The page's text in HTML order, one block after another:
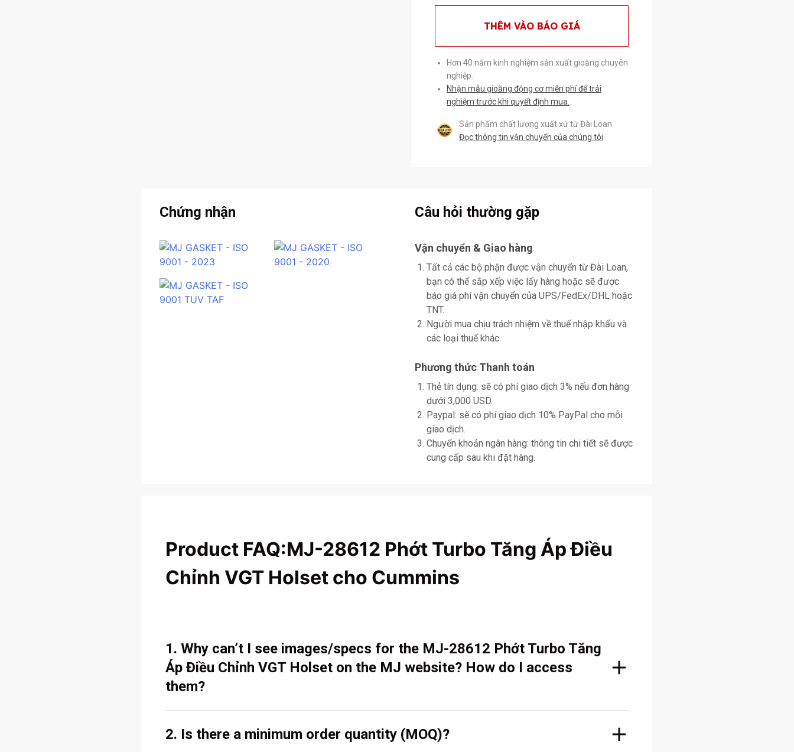
THÊM VÀO BÁO GIÁ
Hơn 40 năm kinh nghiệm sản xuất gioăng chuyên
nghiệp.
Nhận mẫu gioăng động cơ miễn phí để trải
nghiệm trước khi quyết định mua.
Sản phẩm chất lượng xuất xứ từ Đài Loan.
Đọc thông tin vận chuyển của chúng tôi
Chứng nhận Câu hỏi thường gặp
Vận chuyển & Giao hàng
Tất cả các bộ phận được vận chuyển từ Đài Loan,
bạn có thể sắp xếp việc lấy hàng hoặc sẽ được
báo giá phí vận chuyển của UPS/FedEx/DHL hoặc
TNT.
Người mua chịu trách nhiệm về thuế nhập khẩu và
các loại thuế khác.
Phương thức Thanh toán
Thẻ tín dụng: sẽ có phí giao dịch 3% nếu đơn hàng
dưới 3,000 USD.
Paypal: sẽ có phí giao dịch 10% PayPal cho mỗi
giao dịch.
Chuyển khoản ngân hàng: thông tin chi tiết sẽ được
cung cấp sau khi đặt hàng.
Product FAQ:MJ-28612 Phớt Turbo Tăng Áp Điều
Chỉnh VGT Holset cho Cummins
1. Why can’t I see images/specs for the MJ-28612 Phớt Turbo Tăng
Áp Điều Chỉnh VGT Holset on the MJ website? How do I access
them?
2. Is there a minimum order quantity (MOQ)?